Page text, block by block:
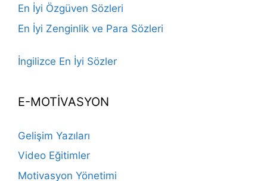
En İyi Özgüven Sözleri
En İyi Zenginlik ve Para Sözleri
İngilizce En İyi Sözler
E-MOTİVASYON
Gelişim Yazıları
Video Eğitimler
Motivasyon Yönetimi